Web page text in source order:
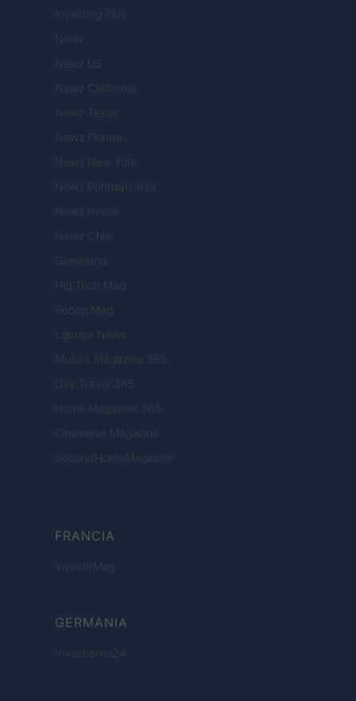
Investing Plus
Newz
Newz US
Newz California
Newz Texas
Newz Florida
Newz New York
Newz Pennsylvania
Newz Illinois
Newz Ohio
Gameland
Hig Tech Mag
Scoop Mag
Lgbtqia News
Motors Magazine 365
Day Travel 365
Home Magazine 365
Cineverse Magazine
SecondHomeMagazine
FRANCIA
InvestirMag
GERMANIA
Investieren24